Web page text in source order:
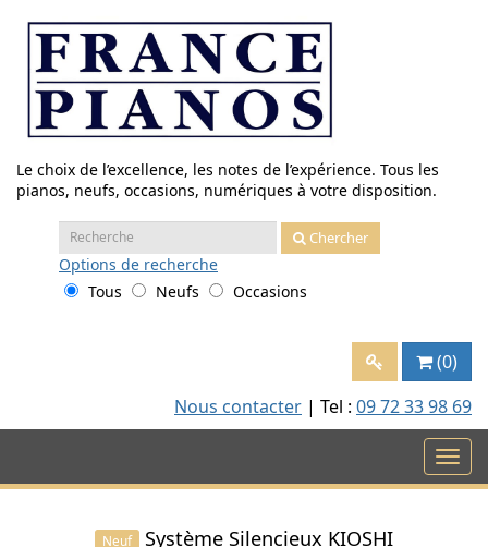
contenu
Le choix de l’excellence, les notes de l’expérience. Tous les
pianos, neufs, occasions, numériques à votre disposition.
Recherche
:
Chercher
Options de recherche
Tous
Neufs Occasions
(0)
Nous contacter | Tel : 09 72 33 98 69
Neuf Système Silencieux KIOSHI